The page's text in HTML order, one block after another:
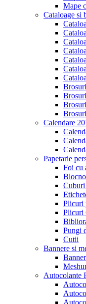
Mape
Cataloage si
Calendare
Papetarie
Foi cu
Cuburi
Plicuri
Plicuri
Pungi
Cutii
Bannere si
Autocolante